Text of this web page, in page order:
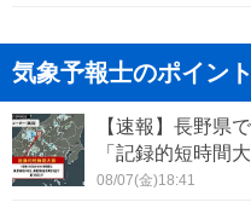
気象予報士のポイン
【速報】長野県
「記録的短時間
08/07(金)18:41